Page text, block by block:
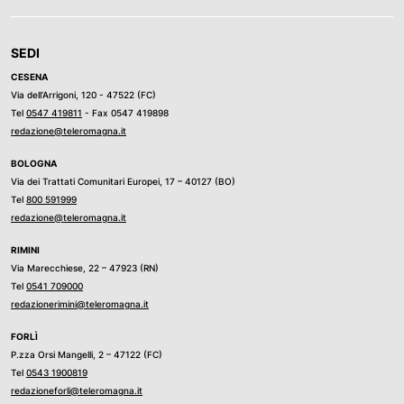
SEDI
CESENA
Via dell’Arrigoni, 120 - 47522 (FC)
Tel 0547 419811 - Fax 0547 419898
redazione@teleromagna.it
BOLOGNA
Via dei Trattati Comunitari Europei, 17 – 40127 (BO)
Tel 800 591999
redazione@teleromagna.it
RIMINI
Via Marecchiese, 22 – 47923 (RN)
Tel 0541 709000
redazionerimini@teleromagna.it
FORLÌ
P.zza Orsi Mangelli, 2 – 47122 (FC)
Tel 0543 1900819
redazioneforli@teleromagna.it